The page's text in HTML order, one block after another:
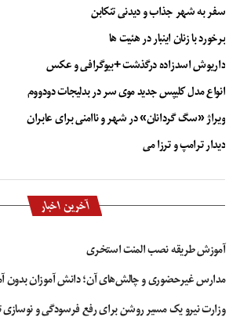
سفر به شهر جذاب و دیدنی تنکابن
برخورد با زنان اینبار در هئیت ها
داریوش اسدزاده درگذشت +بیوگرافی و عکس
انواع مدل کلیپس جدید موی سر در بدلیجات دودووم
ویراژ «سگ گردانان» در شهر و ناامنی برای عابران
دیدار ترامپ و ترزا می
آخرین اخبار
آموزش طریقه نصب المنت استخری
مدارس غیرحضوری و چالش‌های آن؛ دانش آموزان بدون
وزارت نیرو یک مسیر روشن برای رفع فرسودگی و نوسازی